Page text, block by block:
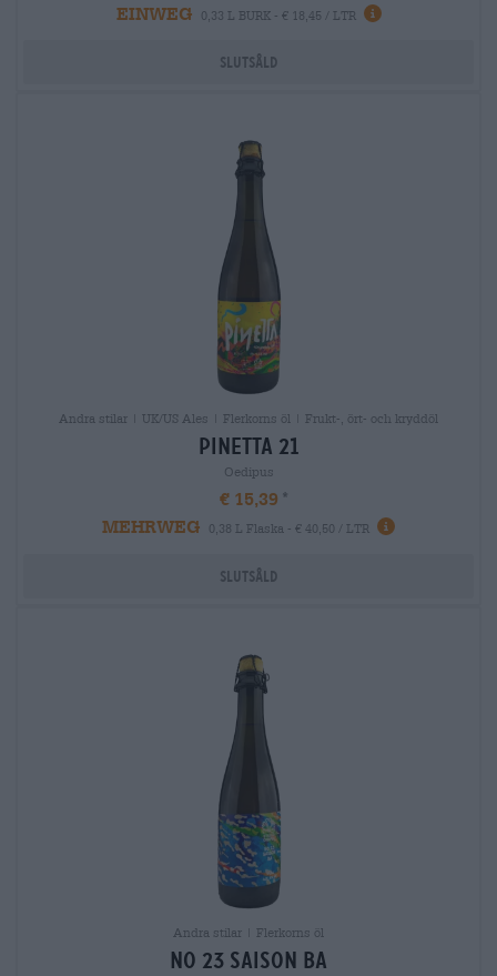
EINWEG
0,33 L BURK - € 18,45 / LTR
Slutsåld
Andra stilar | UK/US Ales | Flerkorns öl | Frukt-, ört- och kryddöl
pinetta 21
Oedipus
€ 15,39
MEHRWEG
0,38 L Flaska - € 40,50 / LTR
Slutsåld
Andra stilar | Flerkorns öl
no 23 saison ba